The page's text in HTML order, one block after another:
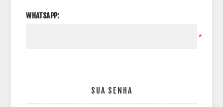
WHATSAPP:
*
SUA SENHA